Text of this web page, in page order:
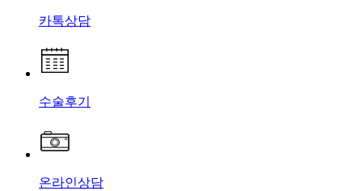
카톡상담
수술후기
온라인상담